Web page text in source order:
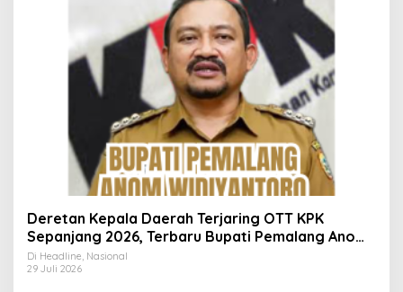
Deretan Kepala Daerah Terjaring OTT KPK
Sepanjang 2026, Terbaru Bupati Pemalang Anom
Widiyantoro
Di Headline, Nasional
29 Juli 2026